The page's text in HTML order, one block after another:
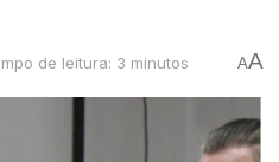
de leitura: 3 minutos AA